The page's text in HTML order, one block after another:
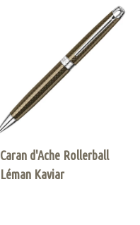
Caran d'Ache Rollerball
Léman Kaviar